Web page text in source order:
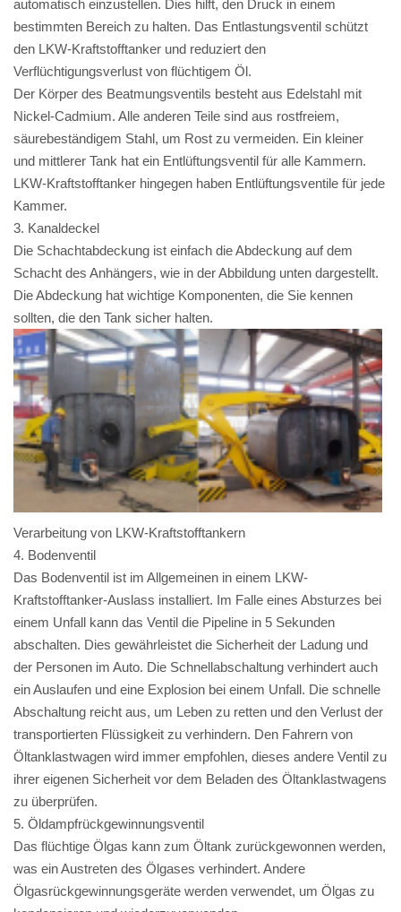
automatisch einzustellen. Dies hilft, den Druck in einem
bestimmten Bereich zu halten. Das Entlastungsventil schützt
den LKW-Kraftstofftanker und reduziert den
Verflüchtigungsverlust von flüchtigem Öl.
Der Körper des Beatmungsventils besteht aus Edelstahl mit
Nickel-Cadmium. Alle anderen Teile sind aus rostfreiem,
säurebeständigem Stahl, um Rost zu vermeiden. Ein kleiner
und mittlerer Tank hat ein Entlüftungsventil für alle Kammern.
LKW-Kraftstofftanker hingegen haben Entlüftungsventile für jede
Kammer.
3. Kanaldeckel
Die Schachtabdeckung ist einfach die Abdeckung auf dem
Schacht des Anhängers, wie in der Abbildung unten dargestellt.
Die Abdeckung hat wichtige Komponenten, die Sie kennen
sollten, die den Tank sicher halten.
Verarbeitung von LKW-Kraftstofftankern
4. Bodenventil
Das Bodenventil ist im Allgemeinen in einem LKW-
Kraftstofftanker-Auslass installiert. Im Falle eines Absturzes bei
einem Unfall kann das Ventil die Pipeline in 5 Sekunden
abschalten. Dies gewährleistet die Sicherheit der Ladung und
der Personen im Auto. Die Schnellabschaltung verhindert auch
ein Auslaufen und eine Explosion bei einem Unfall. Die schnelle
Abschaltung reicht aus, um Leben zu retten und den Verlust der
transportierten Flüssigkeit zu verhindern. Den Fahrern von
Öltanklastwagen wird immer empfohlen, dieses andere Ventil zu
ihrer eigenen Sicherheit vor dem Beladen des Öltanklastwagens
zu überprüfen.
5. Öldampfrückgewinnungsventil
Das flüchtige Ölgas kann zum Öltank zurückgewonnen werden,
was ein Austreten des Ölgases verhindert. Andere
Ölgasrückgewinnungsgeräte werden verwendet, um Ölgas zu